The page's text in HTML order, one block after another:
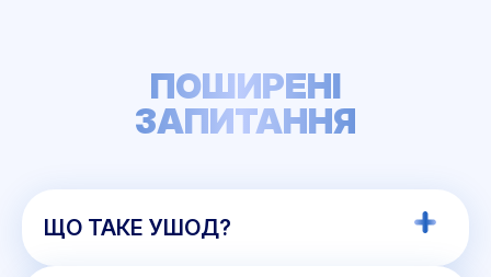
ПОШИРЕНІ
ЗАПИТАННЯ
ЩО ТАКЕ УШОД?